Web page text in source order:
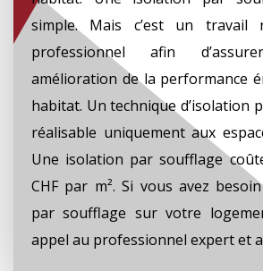
simple. Mais c’est un travail
professionnel afin
amélioration de la performance
habitat. Un technique d’isolation
réalisable uniquement aux
Une isolation par soufflage
CHF par m². Si vous avez
par soufflage sur votre
appel au professionnel expert et